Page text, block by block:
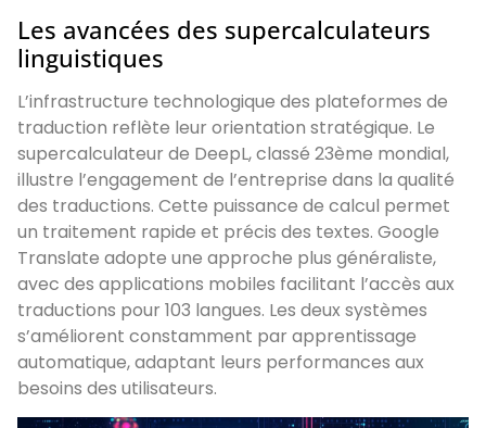
Les avancées des supercalculateurs
linguistiques
L’infrastructure technologique des plateformes de
traduction reflète leur orientation stratégique. Le
supercalculateur de DeepL, classé 23ème mondial,
illustre l’engagement de l’entreprise dans la qualité
des traductions. Cette puissance de calcul permet
un traitement rapide et précis des textes. Google
Translate adopte une approche plus généraliste,
avec des applications mobiles facilitant l’accès aux
traductions pour 103 langues. Les deux systèmes
s’améliorent constamment par apprentissage
automatique, adaptant leurs performances aux
besoins des utilisateurs.